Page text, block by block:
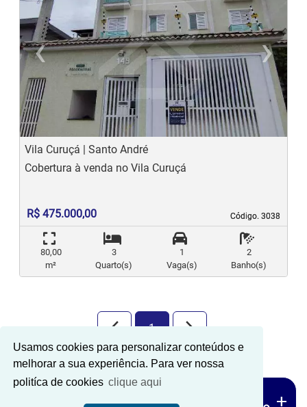
Usamos cookies para personalizar conteúdos e
melhorar a sua experiência. Para ver nossa
politíca de cookies clique aqui
add
‹
Previous
›
Vila Curuçá | Santo André
Código. 3038
Código. 3038
Cobertura à venda no Vila Curuçá
R$ 475.000,00
80,00
m²
3
Quarto(s)
1
Vaga(s)
2
Banho(s)
arrow_back_ios_new 1 arrow_forward_ios